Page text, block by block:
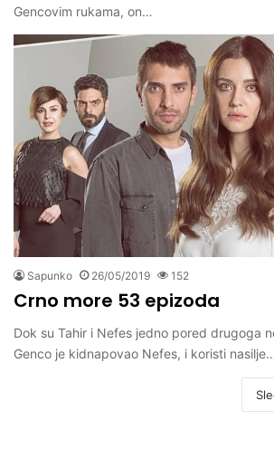
Gencovim rukama, on…
Sapunko 26/05/2019 152
Crno more 53 epizoda
Dok su Tahir i Nefes jedno pored drugoga
Genco je kidnapovao Nefes, i koristi nasilje…